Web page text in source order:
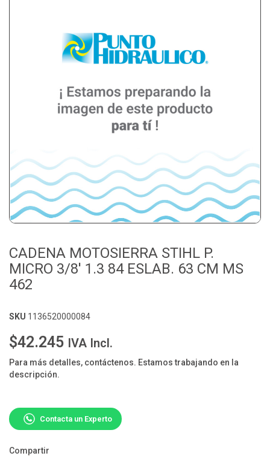
CADENA MOTOSIERRA STIHL P.
MICRO 3/8' 1.3 84 ESLAB. 63 CM MS
462
SKU 1136520000084
$42.245 IVA Incl.
Para más detalles, contáctenos. Estamos trabajando en la
descripción.
Contacta un Experto
Compartir